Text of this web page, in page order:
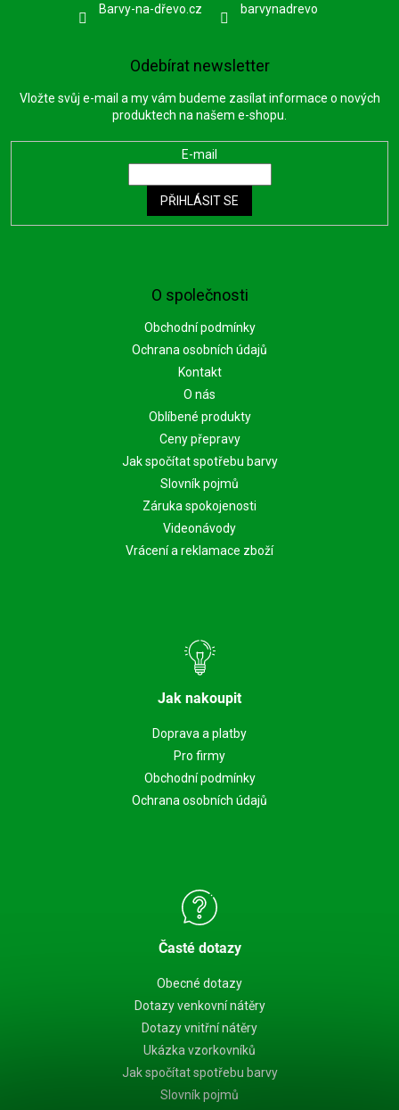
O společnosti
Obchodní podmínky
Ochrana osobních údajů
Kontakt
O nás
Oblíbené produkty
Ceny přepravy
Jak spočítat spotřebu barvy
Slovník pojmů
Záruka spokojenosti
Videonávody
Vrácení a reklamace zboží
Jak nakoupit
Doprava a platby
Pro firmy
Obchodní podmínky
Ochrana osobních údajů
Časté dotazy
Obecné dotazy
Dotazy venkovní nátěry
Dotazy vnitřní nátěry
Ukázka vzorkovníků
Jak spočítat spotřebu barvy
Slovník pojmů
Barvy-na-dřevo.cz barvynadrevo
Odebírat newsletter
Vložte svůj e-mail a my vám budeme zasílat informace o nových
produktech na našem e-shopu.
E-mail
PŘIHLÁSIT SE